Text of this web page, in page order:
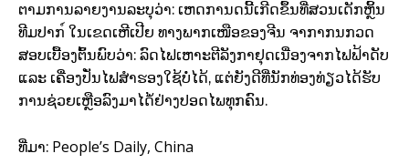
ຕາມການລາຍງານລະບຸວ່າ: ເຫດການດນີ້ເກີດຂຶ້ນທີ່ສວນເດັກຫຼິ້ນ
ທີມປາກ์ ໃນເຂດເຫີເປີຍ ທາງພາກເໜືອຂອງຈີນ ຈາກາກນກວດ
ສອບເບື້ອງຕົ້ນພົບວ່າ: ລົດໄຟເຫາະຕີລັງກາຢຸດເນື່ອງຈາກໄຟຟ້າດັບ
ແລະ ເຄື່ອງປັ່ນໄຟສຳຮອງໃຊ້ບໍ່ໄດ້, ແຕ່ຍັງດີທີ່ນັກທ່ອງທ່ຽວໄດ້ຮັບ
ການຊ່ວຍເຫຼືອລົງມາໄດ່້ຢ່າງປອດໄພທຸກຄົນ.
ທີ່ມາ: People’s Daily, China